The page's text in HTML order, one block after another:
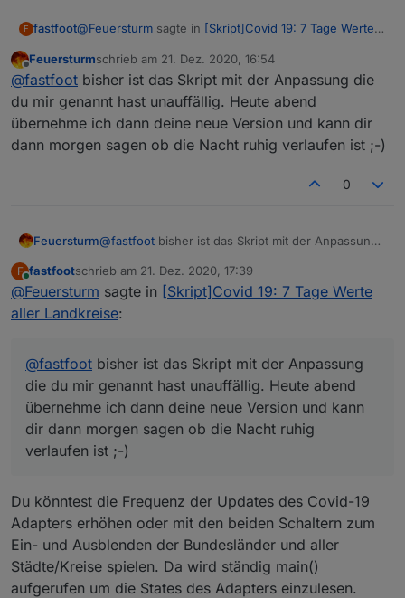
F fastfoot@Feuersturm sagte in [Skript]Covid 19: 7 Tage Werte
@fastfoot Danke für deine schnelle Hilfe. Es ist
bei mir aufgefallen, da durch den Javascript
Absturz meine anderen Skripte nicht mehr liefen.
Ich werde deinen Vorschlag heute mal einbauen.
meinem Screenshot markierten Datenpunkte
Die Änderung ist im ersten Beitrag eingepflegt, auch
habe ich die Ampel angepasst. Die Sortierroutine
könnte eigentlich auch raus, die neueste Version der
Die Grafik hätte ich gerne als Widget oder View
InfluxDB, so dass es sich erstmal erledigt hat :-)
Offline
Feuersturmschrieb am 21. Dez. 2020, 16:54
zuletzt editiert von
@fastfoot bisher ist das Skript mit der Anpassung die
du mir genannt hast unauffällig. Heute abend
übernehme ich dann deine neue Version und kann dir
dann morgen sagen ob die Nacht ruhig verlaufen ist ;-)
0
Feuersturm@fastfoot bisher ist das Skript mit der Anpassung
übernehme ich dann deine neue Version und kann
dir dann morgen sagen ob die Nacht ruhig
verlaufen ist ;-)
F
Online
fastfootschrieb am 21. Dez. 2020, 17:39
zuletzt editiert von
@Feuersturm sagte in [Skript]Covid 19: 7 Tage Werte
aller Landkreise:
@fastfoot bisher ist das Skript mit der Anpassung
die du mir genannt hast unauffällig. Heute abend
übernehme ich dann deine neue Version und kann
dir dann morgen sagen ob die Nacht ruhig
verlaufen ist ;-)
Du könntest die Frequenz der Updates des Covid-19
Adapters erhöhen oder mit den beiden Schaltern zum
Ein- und Ausblenden der Bundesländer und aller
Städte/Kreise spielen. Da wird ständig main()
aufgerufen um die States des Adapters einzulesen.